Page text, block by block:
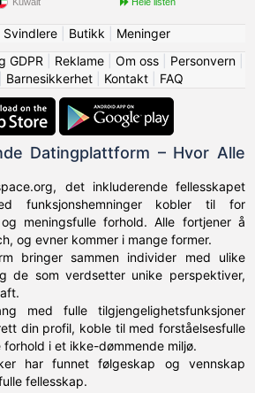
Svindlere| Butikk
Meninger
GDPR
Reklame| Om oss| Personvern|
Barnesikkerhet Kontakt FAQ
Datingplattform – Hvor Alle
det inkluderende fellesskapet
funksjonshemninger kobler til for
meningsfulle forhold. Alle fortjener å
og evner kommer i mange former.
bringer sammen individer med ulike
de som verdsetter unike perspektiver,
med fulle tilgjengelighetsfunksjoner
din profil, koble til med forståelsesfulle
i et ikke-dømmende miljø.
har funnet følgeskap og vennskap
fellesskap.